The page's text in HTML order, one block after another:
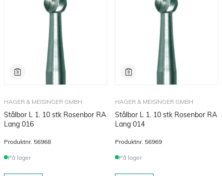
HAGER & MEISINGER GMBH
Stålbor L 1. 10 stk Rosenbor RA
Lang 016
Produktnr. 56968
På lager
HAGER & MEISINGER GMBH
Stålbor L 1. 10 stk Rosenbor RA
Lang 014
Produktnr. 56969
På lager